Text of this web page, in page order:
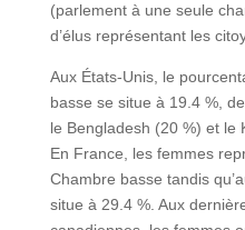
(parlement à une seule
d’élus représentant les
Aux États-Unis, le
basse se situe à 19.4 %,
le Bengladesh (20 %) et le
En France, les femmes
Chambre basse tandis
situe à 29.4 %. Aux